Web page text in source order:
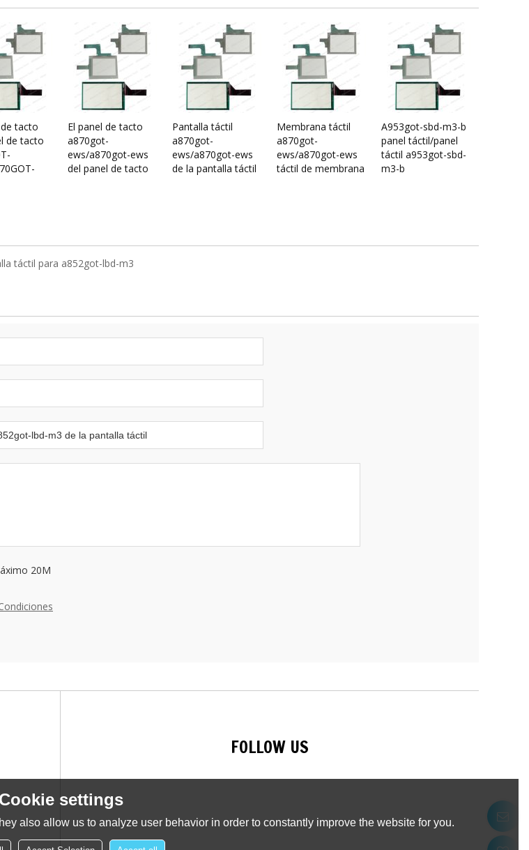
tacto
de tacto
El panel de tacto
a870got-
ews/a870got-ews
del panel de tacto
Pantalla táctil
a870got-
ews/a870got-ews
de la pantalla táctil
Membrana táctil
a870got-
ews/a870got-ews
táctil de membrana
A953got-sbd-m3-b
panel táctil/panel
táctil a953got-sbd-
m3-b
táctil para a852got-lbd-m3
20M
FOLLOW US
Cookie settings
also allow us to analyze user behavior in order to constantly improve the website for you.